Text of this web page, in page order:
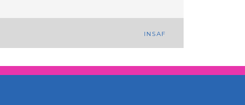
INSAF